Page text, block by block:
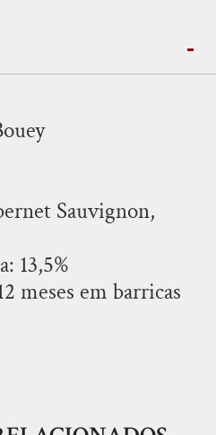
Sauvignon,
13,5%
meses em barricas